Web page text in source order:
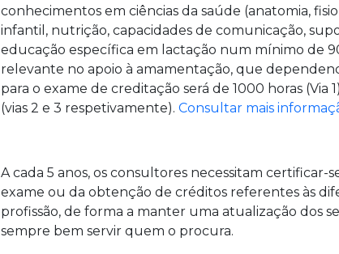
conhecimentos em ciências da saúde (anatomia,
infantil, nutrição, capacidades de comunicação,
educação específica em lactação num mínimo de
relevante no apoio à amamentação, que
para o exame de creditação será de 1000 horas (Via
(vias 2 e 3 respetivamente). Consultar mais
A cada 5 anos, os consultores necessitam certificar-
exame ou da obtenção de créditos referentes às
profissão, de forma a manter uma atualização dos
sempre bem servir quem o procura.